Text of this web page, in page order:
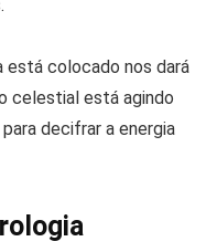
está colocado nos dará
celestial está agindo
decifrar a energia